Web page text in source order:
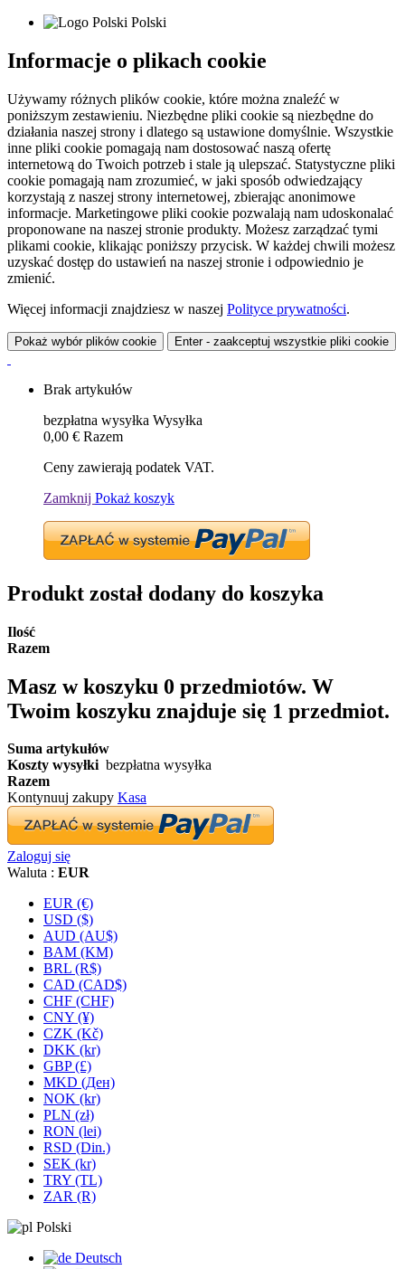
Polski
Informacje o plikach cookie
Używamy różnych plików cookie, które można znaleźć w
poniższym zestawieniu. Niezbędne pliki cookie są niezbędne do
działania naszej strony i dlatego są ustawione domyślnie. Wszystkie
inne pliki cookie pomagają nam dostosować naszą ofertę
internetową do Twoich potrzeb i stale ją ulepszać. Statystyczne pliki
cookie pomagają nam zrozumieć, w jaki sposób odwiedzający
korzystają z naszej strony internetowej, zbierając anonimowe
informacje. Marketingowe pliki cookie pozwalają nam udoskonalać
proponowane na naszej stronie produkty. Możesz zarządzać tymi
plikami cookie, klikając poniższy przycisk. W każdej chwili możesz
uzyskać dostęp do ustawień na naszej stronie i odpowiednio je
zmienić.
Więcej informacji znajdziesz w naszej Polityce prywatności.
Pokaż wybór plików cookie Enter - zaakceptuj wszystkie pliki cookie
Brak artykułów
bezpłatna wysyłka Wysyłka
0,00 € Razem
Ceny zawierają podatek VAT.
Zamknij Pokaż koszyk
Produkt został dodany do koszyka
Ilość
Razem
Masz w koszyku 0 przedmiotów. W
Twoim koszyku znajduje się 1 przedmiot.
Suma artykułów
Koszty wysyłki bezpłatna wysyłka
Razem
Kontynuuj zakupy Kasa
Zaloguj się
Waluta : EUR
EUR (€)
USD ($)
AUD (AU$)
BAM (KM)
BRL (R$)
CAD (CAD$)
CHF (CHF)
CNY (¥)
CZK (Kč)
DKK (kr)
GBP (£)
MKD (Ден)
NOK (kr)
PLN (zł)
RON (lei)
RSD (Din.)
SEK (kr)
TRY (TL)
ZAR (R)
Polski
Deutsch